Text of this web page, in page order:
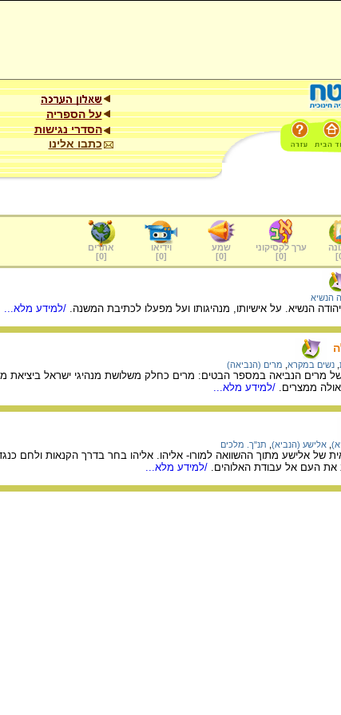
על הספריה
הסדרי נגישות
כתבו אלינו
]
ערך לקסיקוני
[
0
]
שמע
[
0
]
וידיאו
[
0
]
אתרים
[
0
]
הנשיא
הנשיא. על אישיותו, מנהיגותו ועל מפעלו לכתיבת המשנה. /למידע מלא...
נשים במקרא מרים (הנביאה)
מרים הנביאה במספר הבטים: מרים כחלק משלושת מנהיגי ישראל ביציאת
ממצרים. /למידע מלא...
אלישע (הנביא) תנ"ך. מלכים
של אלישע מתוך ההשוואה למורו- אליהו. אליהו בחר בדרך הקנאות ולחם
העם אל עבודת האלוהים. /למידע מלא...